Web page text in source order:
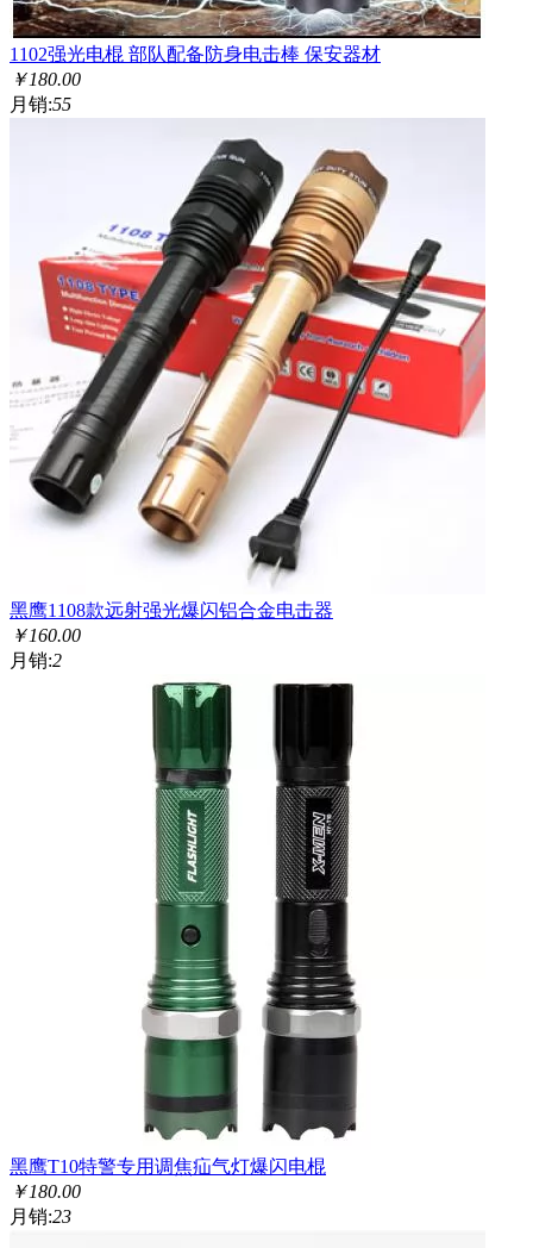
1102强光电棍 部队配备防身电击棒 保安器材
￥180.00
月销:55
黑鹰1108款远射强光爆闪铝合金电击器
￥160.00
月销:2
黑鹰T10特警专用调焦疝气灯爆闪电棍
￥180.00
月销:23